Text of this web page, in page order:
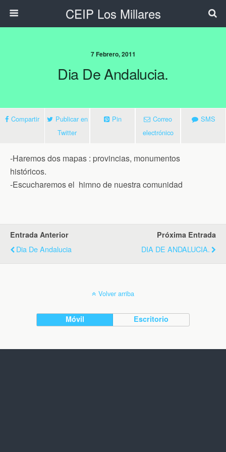
CEIP Los Millares
7 Febrero, 2011
Dia De Andalucia.
Compartir
Publicar en
Twitter
Pin
Correo
electrónico
SMS
-Haremos dos mapas : provincias, monumentos
históricos.
-Escucharemos el himno de nuestra comunidad
Entrada Anterior
Dia De Andalucia
Próxima Entrada
DIA DE ANDALUCIA.
Volver arriba
Móvil Escritorio